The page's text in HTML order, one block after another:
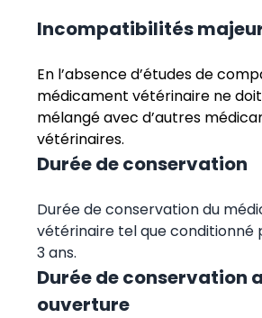
Incompatibilités
En l’absence d’études de
médicament vétérinaire ne
mélangé avec d’autres
vétérinaires.
Durée de conservation
Durée de conservation du
vétérinaire tel que conditionné
3 ans.
Durée de conservation
ouverture